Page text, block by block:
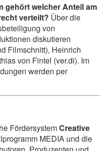
gehört welcher Anteil am
verteilt? Über die
von
diskutieren
Filmschnitt), Heinrich
von Fintel (ver.di). Im
werden per
FördersystemCreative
MEDIA und die